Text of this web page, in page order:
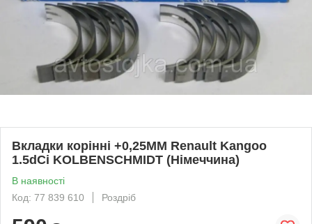
Вкладки корінні +0,25MM Renault Kangoo
1.5dCi KOLBENSCHMIDT (Німеччина)
В наявності
Код: 77 839 610
Роздріб